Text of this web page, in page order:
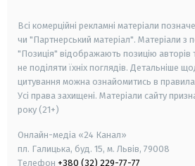
Всі комерційні рекламні матеріали
чи "Партнерський матеріал". Матеріали з
"Позиція" відображають позицію авторів
не поділяти їхніх поглядів. Детальніше
цитування можна ознайомитись в
Усі права захищені. Матеріали сайту
року (21+)
Онлайн-медіа «24 Канал»
пл. Галицька, буд. 15, м. Львів, 79008
Телефон +380 (32) 229-77-77